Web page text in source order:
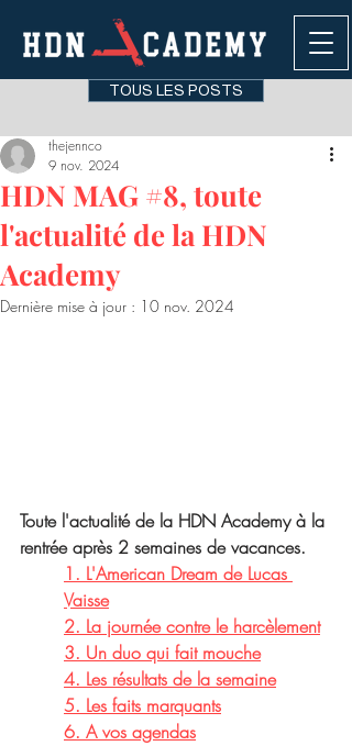
TOUS LES POSTS
HDN MAG #8, toute
l'actualité de la HDN
Academy
thejennco
9 nov. 2024
Dernière mise à jour : 10 nov. 2024
Toute l'actualité de la HDN Academy à la
rentrée après 2 semaines de vacances.
1. L'American Dream de Lucas
Vaisse
2. La journée contre le harcèlement
3. Un duo qui fait mouche
4. Les résultats de la semaine
5. Les faits marquants
6. A vos agendas